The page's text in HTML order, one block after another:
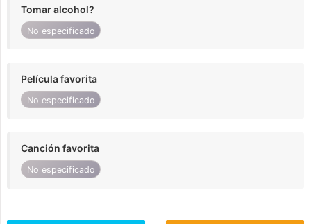
Tomar alcohol?
No especificado
Película favorita
No especificado
Canción favorita
No especificado